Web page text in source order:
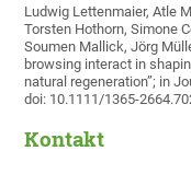
Ludwig Lettenmaier, Atle
Torsten Hothorn, Simone
Soumen Mallick, Jörg
browsing interact in
natural regeneration”; in
doi: 10.1111/1365-
Kontakt